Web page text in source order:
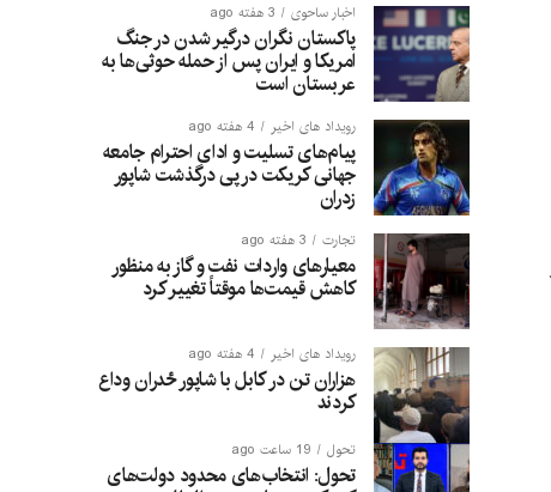
اخبار ساحوی 3 هفته ago
پاکستان نگران درگیر شدن در جنگ
امریکا و ایران پس از حمله حوثی‌ها به
عربستان است
رویداد های اخیر 4 هفته ago
پیام‌های تسلیت و ادای احترام جامعه
جهانی کریکت در پی درگذشت شاپور
زدران
تجارت 3 هفته ago
معیارهای واردات نفت و گاز به منظور
کاهش قیمت‌ها موقتاً تغییر کرد
رویداد های اخیر 4 هفته ago
هزاران تن در کابل با شاپور ځدران وداع
کردند
تحول 19 ساعت ago
تحول: انتخاب‌های محدود دولت‌های